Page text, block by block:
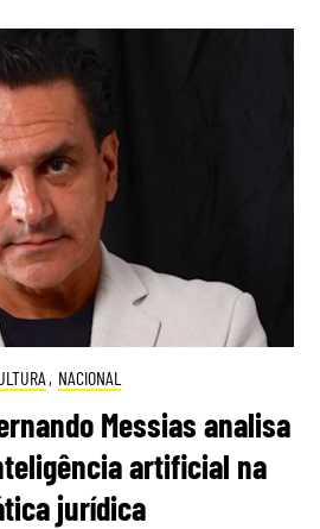
, NACIONAL
Messias analisa
artificial na
jurídica